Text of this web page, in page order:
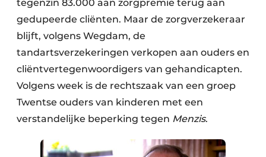
tegenzin 83.000 aan zorgpremie terug aan
gedupeerde cliënten. Maar de zorgverzekeraar
blijft, volgens Wegdam, de
tandartsverzekeringen verkopen aan ouders en
cliëntvertegenwoordigers van gehandicapten.
Volgens week is de rechtszaak van een groep
Twentse ouders van kinderen met een
verstandelijke beperking tegen Menzis.